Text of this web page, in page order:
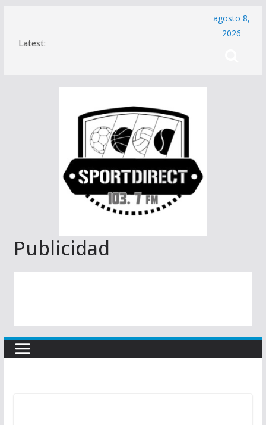
contenido
Latest:
agosto 8,
2026
Publicidad